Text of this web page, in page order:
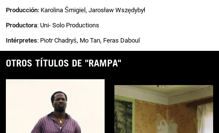
Producción: Karolina Śmigiel, Jarosław Wszędybył
Productora: Uni- Solo Productions
Intérpretes: Piotr Chadryś, Mo Tan, Feras Daboul
OTROS TÍTULOS DE "RAMPA"